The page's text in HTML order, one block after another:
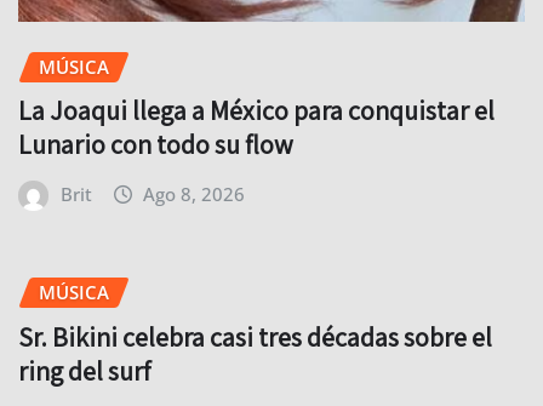
MÚSICA
La Joaqui llega a México para conquistar el
Lunario con todo su flow
Brit Ago 8, 2026
MÚSICA
Sr. Bikini celebra casi tres décadas sobre el
ring del surf